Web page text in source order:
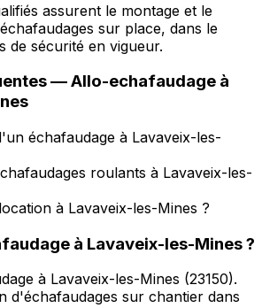
assurent le montage et le
sur place, dans le
de sécurité en vigueur.
—Allo-echafaudage à
échafaudage à Lavaveix-les-
roulants à Lavaveix-les-
à Lavaveix-les-Mines ?
à Lavaveix-les-Mines?
à Lavaveix-les-Mines (23150).
d'échafaudages sur chantier dans